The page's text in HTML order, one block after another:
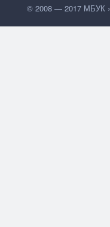
© 2008 — 2017 МБУК